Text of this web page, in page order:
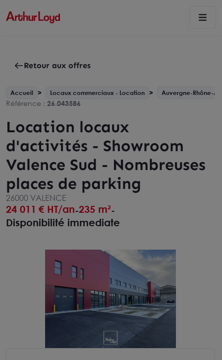
Retour aux offres
Accueil Locaux commerciaux - Location Auvergne-Rhône-
Référence : 26.043586
Location locaux
d'activités - Showroom
Valence Sud - Nombreuses
places de parking
26000 VALENCE
24 011 € HT/an-235 m²-
Disponibilité immediate